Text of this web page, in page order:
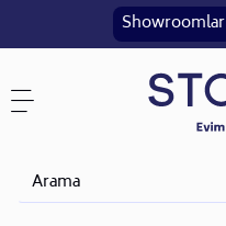
Showroomlar